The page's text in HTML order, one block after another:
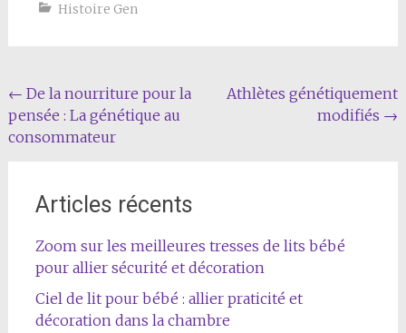
Histoire Gen
Navigation
de
← De la nourriture pour la
pensée : La génétique au
consommateur
Athlètes génétiquement
modifiés →
Articles récents
Zoom sur les meilleures tresses de lits bébé
pour allier sécurité et décoration
Ciel de lit pour bébé : allier praticité et
décoration dans la chambre